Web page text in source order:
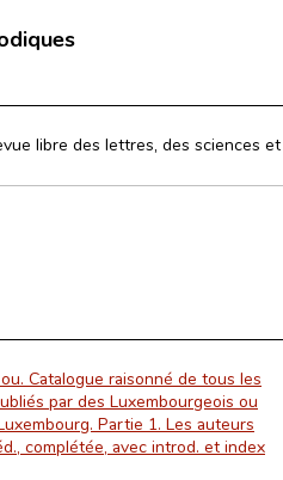
libre des lettres, des sciences
Catalogue raisonné de tous les
par des Luxembourgeois ou
Partie 1. Les auteurs
complétée, avec introd. et index